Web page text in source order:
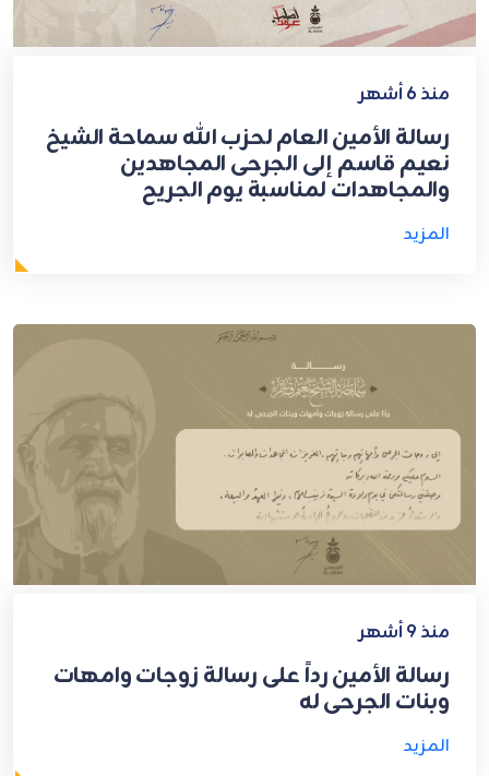
منذ 6 أشهر
رسالة الأمين العام لحزب الله سماحة الشيخ
نعيم قاسم إلى الجرحى المجاهدين
والمجاهدات لمناسبة يوم الجريح
المزيد
منذ 9 أشهر
رسالة الأمين رداً على رسالة زوجات وامهات
وبنات الجرحى له
المزيد